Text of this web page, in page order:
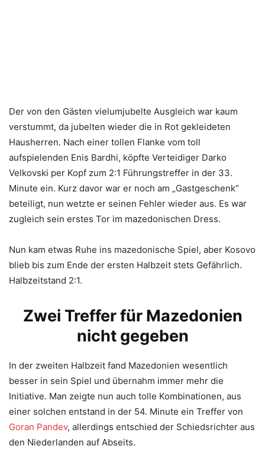
Der von den Gästen vielumjubelte Ausgleich war kaum
verstummt, da jubelten wieder die in Rot gekleideten
Hausherren. Nach einer tollen Flanke vom toll
aufspielenden Enis Bardhi, köpfte Verteidiger Darko
Velkovski per Kopf zum 2:1 Führungstreffer in der 33.
Minute ein. Kurz davor war er noch am „Gastgeschenk“
beteiligt, nun wetzte er seinen Fehler wieder aus. Es war
zugleich sein erstes Tor im mazedonischen Dress.
Nun kam etwas Ruhe ins mazedonische Spiel, aber Kosovo
blieb bis zum Ende der ersten Halbzeit stets Gefährlich.
Halbzeitstand 2:1.
Zwei Treffer für Mazedonien
nicht gegeben
In der zweiten Halbzeit fand Mazedonien wesentlich
besser in sein Spiel und übernahm immer mehr die
Initiative. Man zeigte nun auch tolle Kombinationen, aus
einer solchen entstand in der 54. Minute ein Treffer von
Goran Pandev, allerdings entschied der Schiedsrichter aus
den Niederlanden auf Abseits.